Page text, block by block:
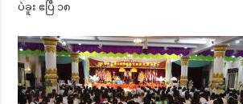
ပဲခူး ဧပြီ ၁၈